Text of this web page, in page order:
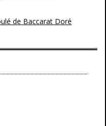
de Baccarat Doré